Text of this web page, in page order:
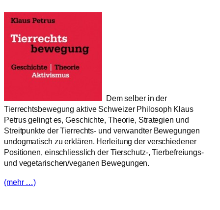
Dem selber in der
Tierrechtsbewegung aktive Schweizer Philosoph Klaus
Petrus gelingt es, Geschichte, Theorie, Strategien und
Streitpunkte der Tierrechts- und verwandter Bewegungen
undogmatisch zu erklären. Herleitung der verschiedener
Positionen, einschliesslich der Tierschutz-, Tierbefreiungs-
und vegetarischen/veganen Bewegungen.
(mehr …)